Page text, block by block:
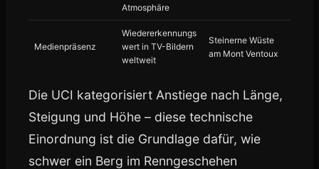
Atmosphäre
Medienpräsenz
Wiedererkennungs
wert in TV-Bildern
weltweit
Steinerne Wüste
am Mont Ventoux
Die UCI kategorisiert Anstiege nach Länge,
Steigung und Höhe – diese technische
Einordnung ist die Grundlage dafür, wie
schwer ein Berg im Renngeschehen